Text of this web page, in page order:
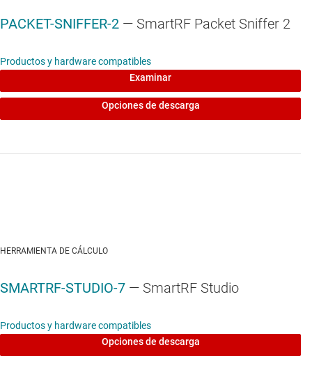
PACKET-SNIFFER-2 — SmartRF Packet Sniffer 2
Productos y hardware compatibles
Examinar
Opciones de descarga
HERRAMIENTA DE CÁLCULO
SMARTRF-STUDIO-7 — SmartRF Studio
Productos y hardware compatibles
Opciones de descarga